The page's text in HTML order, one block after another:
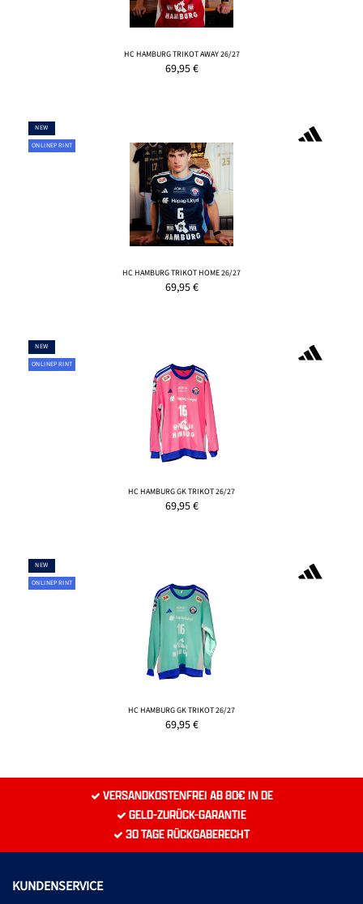
HC HAMBURG TRIKOT AWAY 26/27
69,95€
NEW
ONLINEPRINT
HC HAMBURG TRIKOT HOME 26/27
69,95€
NEW
ONLINEPRINT
HC HAMBURG GK TRIKOT 26/27
69,95€
NEW
ONLINEPRINT
HC HAMBURG GK TRIKOT 26/27
69,95€
VERSANDKOSTENFREI AB 80€ IN DE
GELD-ZURÜCK-GARANTIE
30 TAGE RÜCKGABERECHT
KUNDENSERVICE